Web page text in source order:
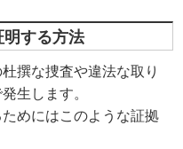
する方法
撰な捜査や違法な取り
生します。
めにはこのような証拠